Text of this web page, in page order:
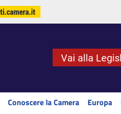
Vai alla
Conoscere la Camera Europa